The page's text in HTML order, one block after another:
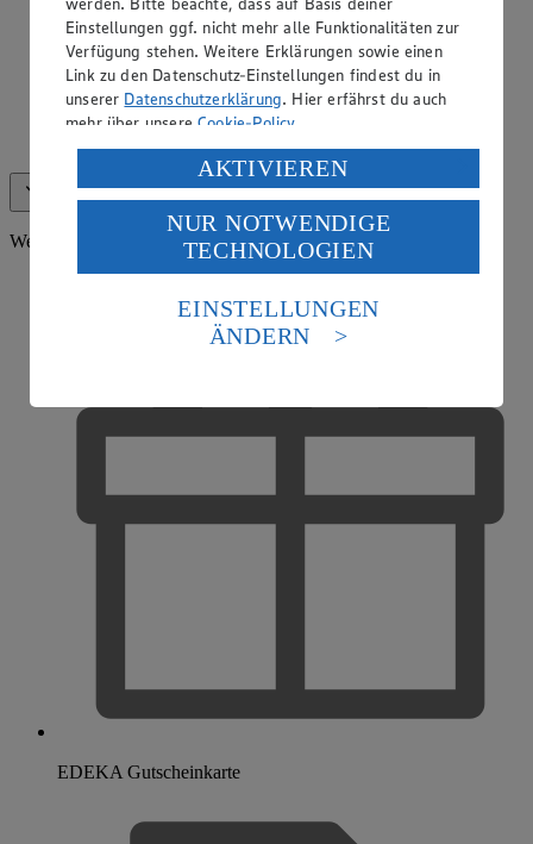
Alle anzeigen (14)Weniger anzeigen
Weitere Services
EDEKA Gutscheinkarte
Einstellungen ggf. nicht mehr alle Funktionalitäten zur
Verfügung stehen. Weitere Erklärungen sowie einen
Link zu den Datenschutz-Einstellungen findest du in
unserer Datenschutzerklärung. Hier erfährst du auch
mehr über unsereCookie-Policy.
Verarbeitung deiner personenbezogenen Daten in den
USA durch Facebook und YouTube:
Wenn du auf „Aktivieren“ klickst, willigst du im Sinne
des Art. 49 Abs. 1 Satz 1 lit. a) DSGVO ein, dass deine
Daten in den USA verarbeitet werden. Der EuGH sieht
die USA als Land mit einem nach europäischen
Standards nicht angemessenen Datenschutzniveau an.
Es besteht das Risiko eines Zugriffs durch US-
Informationen zum Herausgeber der Seite findest du
Impressum
AKTIVIEREN
NUR NOTWENDIGE
TECHNOLOGIEN
EINSTELLUNGEN
ÄNDERN